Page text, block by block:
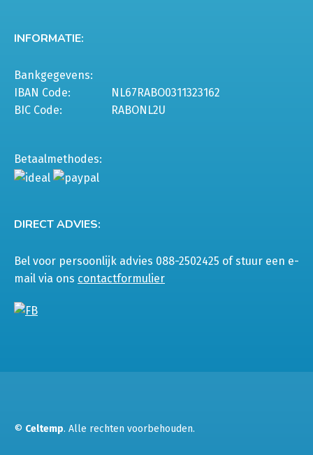
INFORMATIE:
Bankgegevens:
IBAN Code:
NL67RABO0311323162
BIC Code:
RABONL2U
Betaalmethodes:
DIRECT ADVIES:
Bel voor persoonlijk advies 088-2502425 of stuur een e-
mail via ons contactformulier
© Celtemp. Alle rechten voorbehouden.